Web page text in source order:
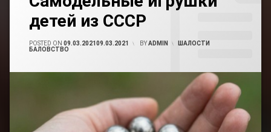
Авто
Электромонтаж
Юмор
детей из СССР
POSTED ON 09.03.202109.03.2021 BYADMIN CATEGORIES:
ШАЛОСТИ
БАЛОВСТВО
Самоделки
СССР
Чем
Comment
On
Самодельные
Игрушки
Детей
СССР